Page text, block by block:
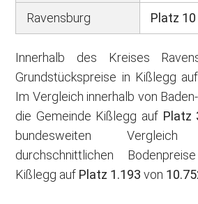
Ravensburg Platz 10
Innerhalb des Kreises
Grundstückspreise in Kißlegg auf
Im Vergleich innerhalb von
die Gemeinde Kißlegg auf Platz
bundesweiten
durchschnittlichen
Kißlegg auf Platz 1.193 von